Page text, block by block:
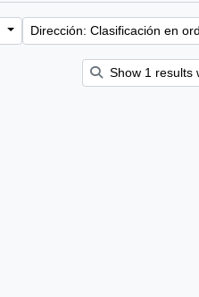
Dirección: Clasificación en
Show 1 results